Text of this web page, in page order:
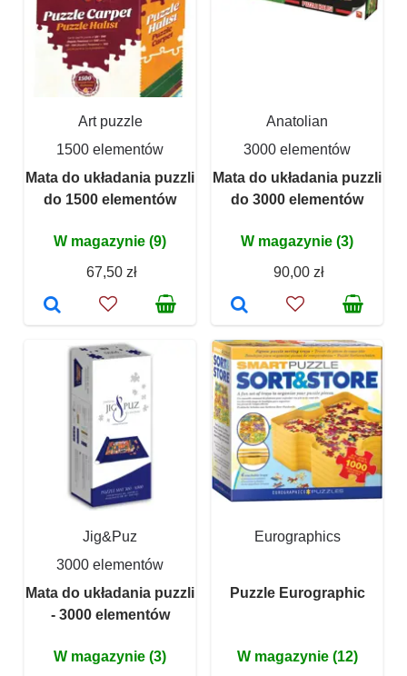
Art puzzle
1500 elementów
Mata do układania puzzli
do 1500 elementów
W magazynie (9)
67,50 zł
Anatolian
3000 elementów
Mata do układania puzzli
do 3000 elementów
W magazynie (3)
90,00 zł
Jig&Puz
3000 elementów
Mata do układania puzzli
- 3000 elementów
W magazynie (3)
Eurographics
Puzzle Eurographic
W magazynie (12)